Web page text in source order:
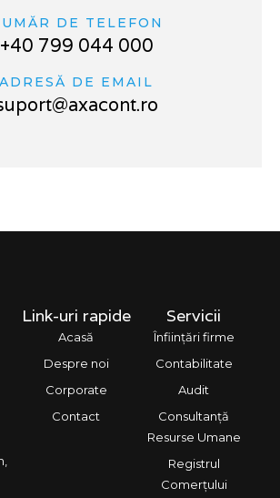
DE TELEFON
+40 799 044 000
ADRESĂ DE EMAIL
Link-uri rapide
Acasă
Despre noi
Corporate
Contact
Servicii
Înființări firme
Contabilitate
Audit
Consultanță
Resurse Umane
Registrul
Comerțului